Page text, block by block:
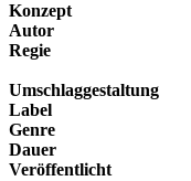
Konzept
Autor
Regie
Umschlaggestaltung
Label
Genre
Dauer
Veröffentlicht